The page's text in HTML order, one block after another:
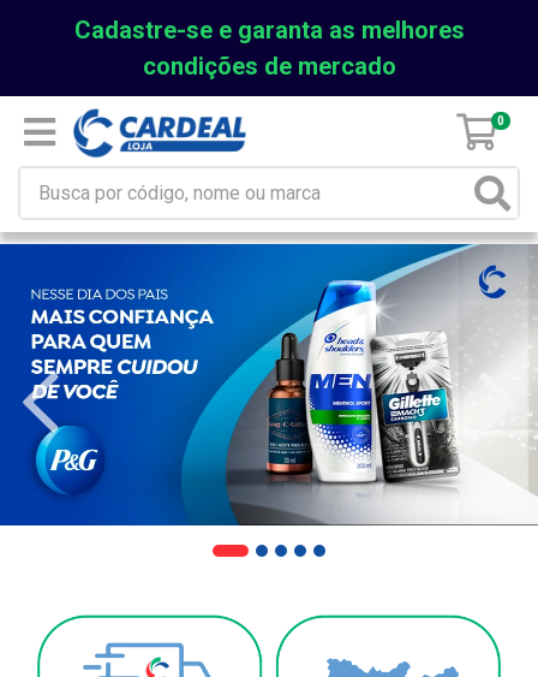
Cadastre-se e garanta as melhores
condições de mercado
0